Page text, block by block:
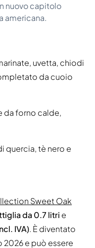
nuovo capitolo
americana.
uvetta, chiodi
da cuoio
da forno calde,
quercia, tè nero e
Sweet Oak
da 0.7 litri e
IVA). È diventato
e può essere